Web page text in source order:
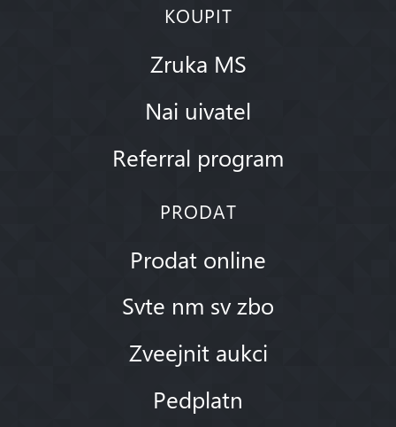
KOUPIT
Zruka MS
Nai uivatel
Referral program
PRODAT
Prodat online
Svte nm sv zbo
Zveejnit aukci
Pedplatn